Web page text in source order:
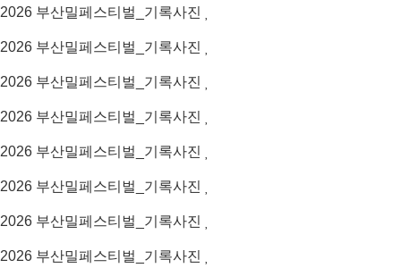
2026 부산밀페스티벌_기록사진
2026 부산밀페스티벌_기록사진
2026 부산밀페스티벌_기록사진
2026 부산밀페스티벌_기록사진
2026 부산밀페스티벌_기록사진
2026 부산밀페스티벌_기록사진
2026 부산밀페스티벌_기록사진
2026 부산밀페스티벌_기록사진